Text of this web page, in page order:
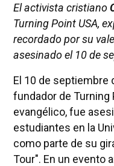
El activista cristiano
Turning Point USA,
recordado por su
asesinado el 10 de
El 10 de septiembre
fundador de Turning
evangélico, fue
estudiantes en la
como parte de su
Tour". En un evento